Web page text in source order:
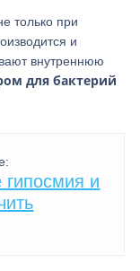
только при
и
внутреннюю
для бактерий
гипосмия и